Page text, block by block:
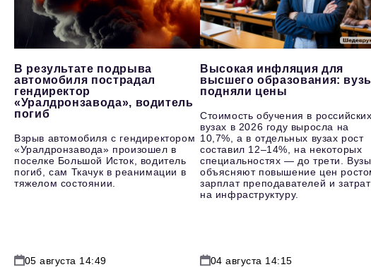
В результате подрыва
автомобиля пострадал
гендиректор
«Уралдронзавода», водитель
погиб
Взрыв автомобиля с гендиректором
«Уралдронзавода» произошел в
поселке Большой Исток, водитель
погиб, сам Ткачук в реанимации в
тяжелом состоянии.
05 августа 14:49
Высокая инфляция для
высшего образования:
подняли цены
Стоимость обучения в российских
вузах в 2026 году выросла на
10,7%, а в отдельных вузах рост
составил 12–14%, на некоторых
специальностях — до трети. Вузы
объясняют повышение цен
зарплат преподавателей и затрат
на инфраструктуру.
04 августа 14:15